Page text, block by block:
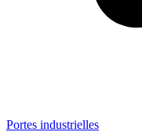
Portes industrielles